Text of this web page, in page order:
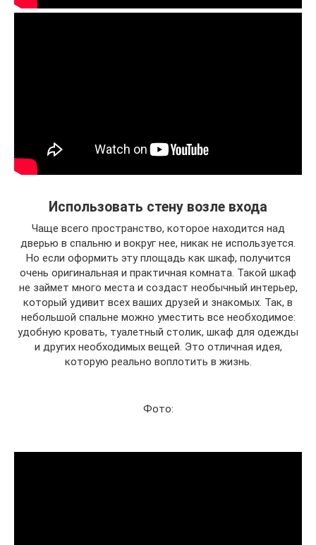
Использовать стену возле входа
Чаще всего пространство, которое находится над
дверью в спальню и вокруг нее, никак не используется.
Но если оформить эту площадь как шкаф, получится
очень оригинальная и практичная комната. Такой шкаф
не займет много места и создаст необычный интерьер,
который удивит всех ваших друзей и знакомых. Так, в
небольшой спальне можно уместить все необходимое:
удобную кровать, туалетный столик, шкаф для одежды
и других необходимых вещей. Это отличная идея,
которую реально воплотить в жизнь.
Фото: